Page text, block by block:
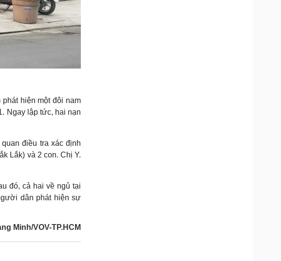
hiện một đôi nam
Ngay lập tức, hai nạn
điều tra xác định
Lắk) và 2 con. Chị Y.
đó, cả hai về ngủ tại
dân phát hiện sự
Minh/VOV-TP.HCM